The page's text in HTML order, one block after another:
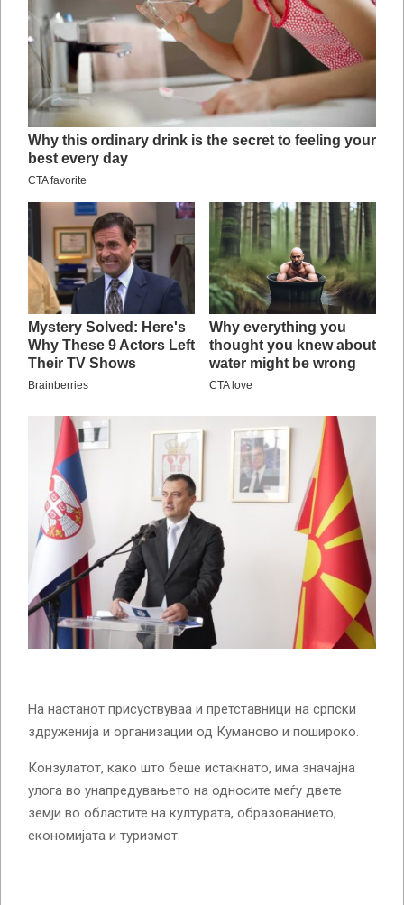
На настанот присуствуваа и претставници на српски
здруженија и организации од Куманово и пошироко.
Конзулатот, како што беше истакнато, има значајна
улога во унапредувањето на односите меѓу двете
земји во областите на културата, образованието,
економијата и туризмот.